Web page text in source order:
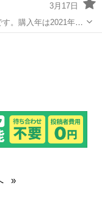
3月17日
。購入年は2021年。
。